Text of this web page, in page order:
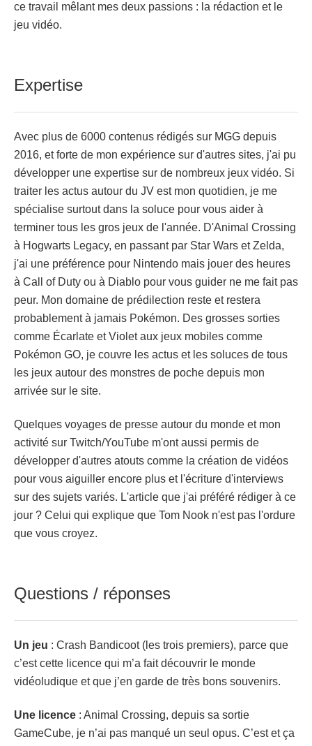
ce travail mêlant mes deux passions : la rédaction et le
jeu vidéo.
Expertise
Avec plus de 6000 contenus rédigés sur MGG depuis
2016, et forte de mon expérience sur d'autres sites, j'ai pu
développer une expertise sur de nombreux jeux vidéo. Si
traiter les actus autour du JV est mon quotidien, je me
spécialise surtout dans la soluce pour vous aider à
terminer tous les gros jeux de l'année. D'Animal Crossing
à Hogwarts Legacy, en passant par Star Wars et Zelda,
j'ai une préférence pour Nintendo mais jouer des heures
à Call of Duty ou à Diablo pour vous guider ne me fait pas
peur. Mon domaine de prédilection reste et restera
probablement à jamais Pokémon. Des grosses sorties
comme Écarlate et Violet aux jeux mobiles comme
Pokémon GO, je couvre les actus et les soluces de tous
les jeux autour des monstres de poche depuis mon
arrivée sur le site.
Quelques voyages de presse autour du monde et mon
activité sur Twitch/YouTube m'ont aussi permis de
développer d'autres atouts comme la création de vidéos
pour vous aiguiller encore plus et l'écriture d'interviews
sur des sujets variés. L'article que j'ai préféré rédiger à ce
jour ? Celui qui explique que Tom Nook n'est pas l'ordure
que vous croyez.
Questions / réponses
Un jeu : Crash Bandicoot (les trois premiers), parce que
c’est cette licence qui m’a fait découvrir le monde
vidéoludique et que j’en garde de très bons souvenirs.
Une licence : Animal Crossing, depuis sa sortie
GameCube, je n’ai pas manqué un seul opus. C’est et ça